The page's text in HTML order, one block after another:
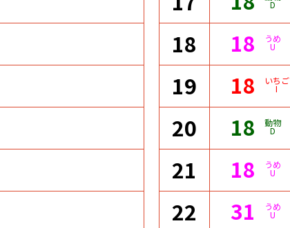
D
18 18 うめ
U
19 18 いちご
I
20 18 動物
D
21 18 うめ
U
22 31 うめ
U